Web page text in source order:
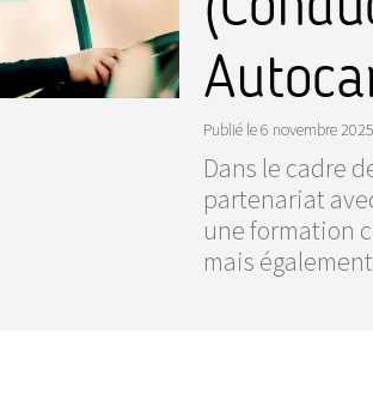
Publié le6 novembre 2025
Dans le cadre
partenariat
une formation
mais